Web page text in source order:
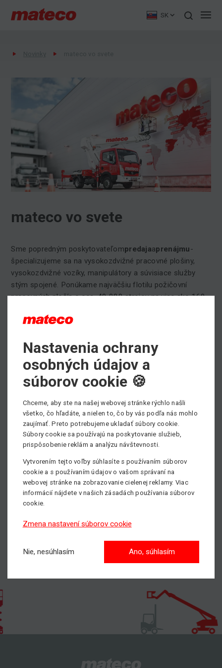
SK
mateco vo svete
Sme popredným poskytovateľompredajaaprenájmu-
špecializujeme sa na vysokozdvižné pracovné plošiny,
vysokozdvižné vozíky, manipulátory a súvisiace služby
stým spojené. Ponúkame najväčšiu flotilu požičovní
pracovných plošín o cca. 40 000 strojov na viac ako 160
po celej Európe a rastúcu sieť v Južnej Amerike.
Nastavenia ochrany
osobných údajov a
súborov cookie 🍪
Chceme, aby ste na našej webovej stránke rýchlo našli
všetko, čo hľadáte, a nielen to, čo by vás podľa nás mohlo
zaujímať. Preto potrebujeme ukladať súbory cookie.
Súbory cookie sa používajú na poskytovanie služieb,
prispôsobenie reklám a analýzu návštevnosti.
Vytvorením tejto voľby súhlasíte s používaním súborov
cookie a s používaním údajov o vašom správaní na
webovej stránke na zobrazovanie cielenej reklamy. Viac
informácií nájdete v našich zásadách používania súborov
cookie.
Zmena nastavení súborov cookie
Nie, nesúhlasím Ano, súhlasím